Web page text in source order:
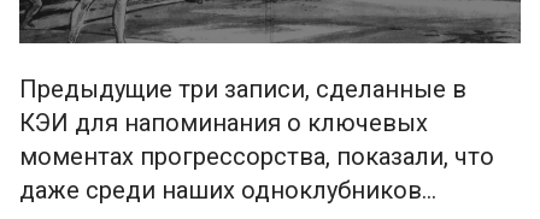
Предыдущие три записи, сделанные в
КЭИ для напоминания о ключевых
моментах прогрессорства, показали, что
даже среди наших одноклубников...